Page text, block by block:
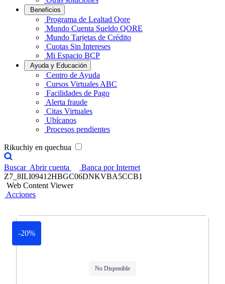
Beneficios
Programa de Lealtad Qore
Mundo Cuenta Sueldo QORE
Mundo Tarjetas de Crédito
Cuotas Sin Intereses
Mi Espacio BCP
Ayuda y Educación
Centro de Ayuda
Cursos Virtuales ABC
Facilidades de Pago
Alerta fraude
Citas Virtuales
Ubícanos
Procesos pendientes
Rikuchiy en quechua
Buscar Abrir cuenta
Banca por Internet
Z7_8ILI09412HBGC06DNKVBA5CCB1
Web Content Viewer
Acciones
-20%
No Disponible